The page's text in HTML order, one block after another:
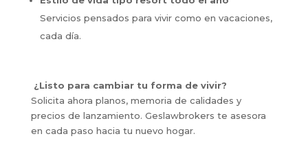
Servicios pensados para vivir como en vacaciones,
cada día.
¿Listo para cambiar tu forma de vivir?
Solicita ahora planos, memoria de calidades y
precios de lanzamiento. Geslawbrokers te asesora
en cada paso hacia tu nuevo hogar.